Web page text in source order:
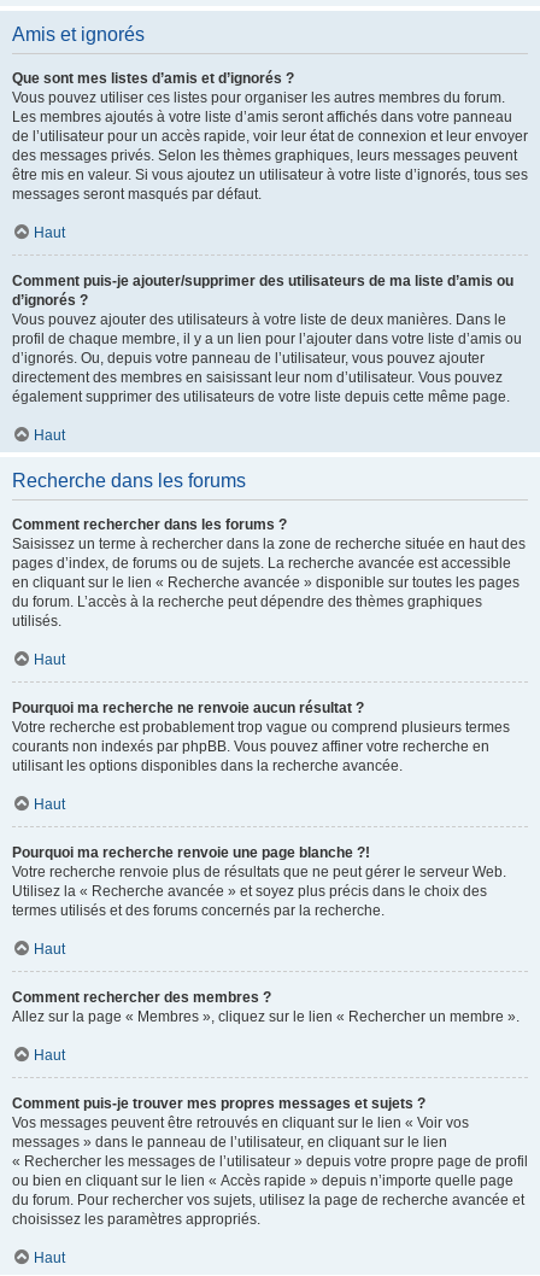
Amis et ignorés
Que sont mes listes d’amis et d’ignorés ?
Vous pouvez utiliser ces listes pour organiser les autres membres du forum.
Les membres ajoutés à votre liste d’amis seront affichés dans votre panneau
de l’utilisateur pour un accès rapide, voir leur état de connexion et leur envoyer
des messages privés. Selon les thèmes graphiques, leurs messages peuvent
être mis en valeur. Si vous ajoutez un utilisateur à votre liste d’ignorés, tous ses
messages seront masqués par défaut.
Haut
Comment puis-je ajouter/supprimer des utilisateurs de ma liste d’amis ou
d’ignorés ?
Vous pouvez ajouter des utilisateurs à votre liste de deux manières. Dans le
profil de chaque membre, il y a un lien pour l’ajouter dans votre liste d’amis ou
d’ignorés. Ou, depuis votre panneau de l’utilisateur, vous pouvez ajouter
directement des membres en saisissant leur nom d’utilisateur. Vous pouvez
également supprimer des utilisateurs de votre liste depuis cette même page.
Haut
Recherche dans les forums
Comment rechercher dans les forums ?
Saisissez un terme à rechercher dans la zone de recherche située en haut des
pages d’index, de forums ou de sujets. La recherche avancée est accessible
en cliquant sur le lien « Recherche avancée » disponible sur toutes les pages
du forum. L’accès à la recherche peut dépendre des thèmes graphiques
utilisés.
Haut
Pourquoi ma recherche ne renvoie aucun résultat ?
Votre recherche est probablement trop vague ou comprend plusieurs termes
courants non indexés par phpBB. Vous pouvez affiner votre recherche en
utilisant les options disponibles dans la recherche avancée.
Haut
Pourquoi ma recherche renvoie une page blanche ?!
Votre recherche renvoie plus de résultats que ne peut gérer le serveur Web.
Utilisez la « Recherche avancée » et soyez plus précis dans le choix des
termes utilisés et des forums concernés par la recherche.
Haut
Comment rechercher des membres ?
Allez sur la page « Membres », cliquez sur le lien « Rechercher un membre ».
Haut
Comment puis-je trouver mes propres messages et sujets ?
Vos messages peuvent être retrouvés en cliquant sur le lien « Voir vos
messages » dans le panneau de l’utilisateur, en cliquant sur le lien
« Rechercher les messages de l’utilisateur » depuis votre propre page de profil
ou bien en cliquant sur le lien « Accès rapide » depuis n’importe quelle page
du forum. Pour rechercher vos sujets, utilisez la page de recherche avancée et
choisissez les paramètres appropriés.
Haut